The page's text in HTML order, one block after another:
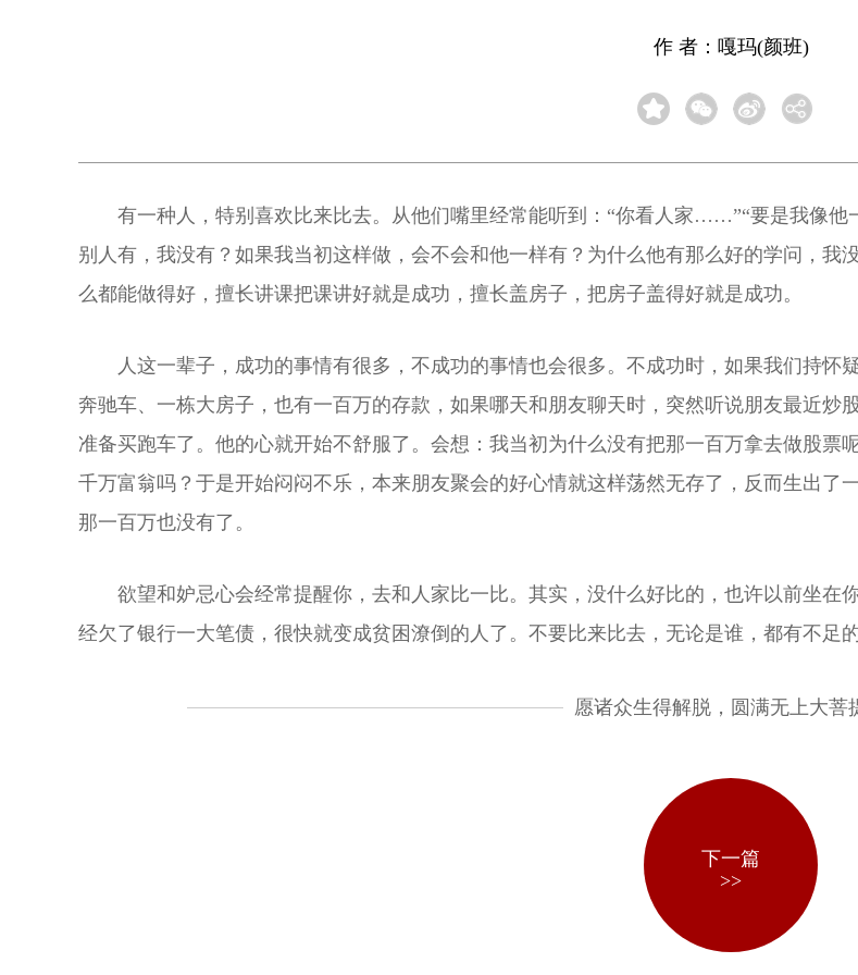
作 者：嘎玛(颜班)
有一种人，特别喜欢比来比去。从他们嘴里经常能听到：“你看人家……”“要是我像
别人有，我没有？如果我当初这样做，会不会和他一样有？为什么他有那么好的学问，
么都能做得好，擅长讲课把课讲好就是成功，擅长盖房子，把房子盖得好就是成功。
人这一辈子，成功的事情有很多，不成功的事情也会很多。不成功时，如果我们持
奔驰车、一栋大房子，也有一百万的存款，如果哪天和朋友聊天时，突然听说朋友最近炒
准备买跑车了。他的心就开始不舒服了。会想：我当初为什么没有把那一百万拿去做股票
千万富翁吗？于是开始闷闷不乐，本来朋友聚会的好心情就这样荡然无存了，反而生出
那一百万也没有了。
欲望和妒忌心会经常提醒你，去和人家比一比。其实，没什么好比的，也许以前坐在
经欠了银行一大笔债，很快就变成贫困潦倒的人了。不要比来比去，无论是谁，都有不足
愿诸众生得解脱，圆满无上大菩
下一篇
>>